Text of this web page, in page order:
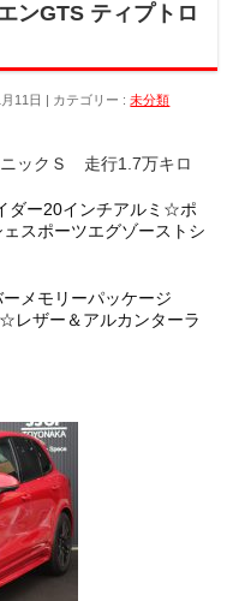
ンGTS ティプトロ
11日 カテゴリー :未分類
ックＳ 走行1.7万キロ
ダー20インチアルミ☆ポ
スポーツエグゾーストシ
メモリーパッケージ
レザー＆アルカンターラ